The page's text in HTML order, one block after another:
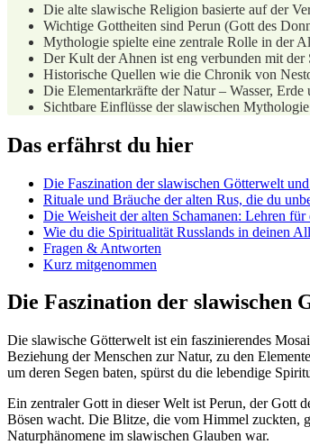
Die alte slawische Religion basierte auf der
Wichtige ‌Gottheiten ⁤sind Perun (Gott ⁢des
Mythologie⁢ spielte eine zentrale Rolle in der
Der Kult der Ahnen ist eng verbunden mit
Historische Quellen wie ⁢die Chronik von
Die Elementarkräfte der Natur – Wasser,
Sichtbare Einflüsse der slawischen
Das erfährst du hier
Die Faszination der slawischen Götterwelt
Rituale und Bräuche der alten Rus, die du‍
Die Weisheit der‍ alten Schamanen: Lehren für
Wie du die Spiritualität Russlands in deinen
Fragen &‌ Antworten
Kurz mitgenommen
Die Faszination der slawischen
Die slawische Götterwelt ist ein faszinierendes
Beziehung der‍ Menschen zur Natur, zu den
um deren Segen baten, spürst du die lebendige
Ein zentraler Gott in dieser ⁢Welt ist Perun, der Gott
Bösen wacht. Die‌ Blitze, die‌ vom Himmel zuckten,​
Naturphänomene ⁢im​ slawischen Glauben ‌war.